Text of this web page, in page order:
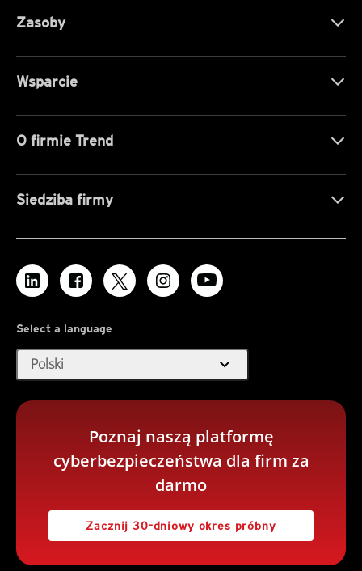
Zasoby
Wsparcie
O firmie Trend
Siedziba firmy
Select a language
Polski expand_more
Poznaj naszą platformę
cyberbezpieczeństwa dla firm za
darmo
Zacznij 30-dniowy okres próbny